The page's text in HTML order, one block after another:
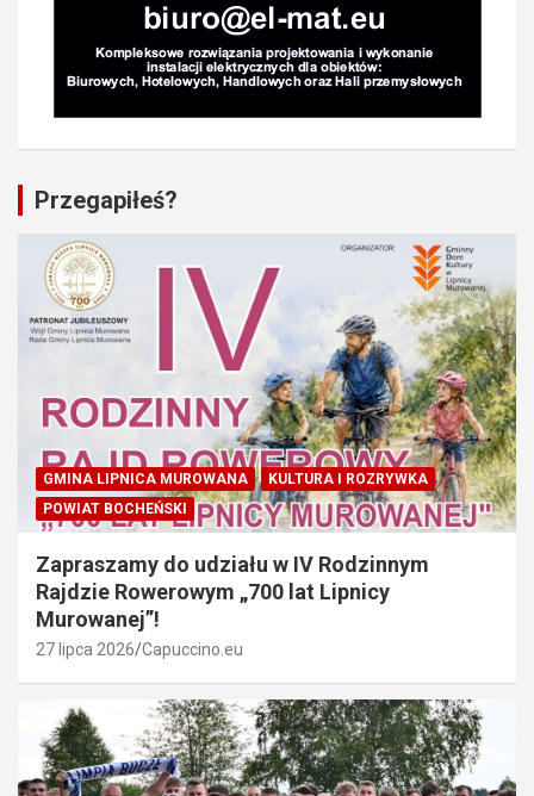
Przegapiłeś?
GMINA LIPNICA MUROWANA
KULTURA I ROZRYWKA
POWIAT BOCHEŃSKI
Zapraszamy do udziału w IV Rodzinnym
Rajdzie Rowerowym „700 lat Lipnicy
Murowanej”!
27 lipca 2026 Capuccino.eu